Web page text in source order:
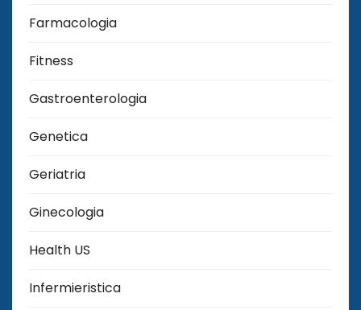
Farmacologia
Fitness
Gastroenterologia
Genetica
Geriatria
Ginecologia
Health US
Infermieristica